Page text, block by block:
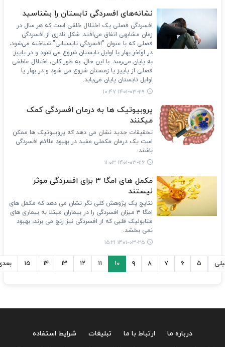
نشانه‌های افسردگی تابستان را بشناسید
افسردگی فصلی یک اختلال خلقی است که هر سال در
زمان مشابهی اتفاق می‌افتد. شکل نادری از افسردگی
فصلی که با عنوان "افسردگی تابستانی" شناخته می‌شود،
در اواخر بهار یا اوایل تابستان شروع می شود و در پاییز
به پایان می‌رسد. با این حال، به طور کلی، اختلال عاطفی
فصلی از پاییز یا زمستان شروع می شود و در بهار یا
اوایل تابستان پایان می‌یابد.
۱۴۰۱-۰۳-۲۹ ۱۰:۴۷
پروبیوتیک ها به درمان افسردگی کمک
میکنند
تحقیقات جدید نشان می دهد که پروبیوتیک ها ممکن
است یک درمان مکملی مفید در بهبود علائم افسردگی
باشند.
۱۴۰۱-۰۳-۲۶ ۱۱:۰۳
مکمل های امگا ۳ برای افسردگی موثر
نیستند
نتایج یک پژوهش کلی نگر نشان می دهد که مکمل های
امگا ۳ میزان افسردگی را در بیماران مبتلا به بیماری های
متابولیک قلبی که از افسردگی نیز رنج می برند، بهبود
نمی بخشد.
۱۴۰۱-۰۳-۲۵ ۱۵:۲۱
۵ ۶ ۷ ۸ ۹ ۱۰ ۱۱ ۱۲ ۱۳ ۱۴ ۱۵
درباره ما ارتباط با ما تبلیغات
شرایط استفاده